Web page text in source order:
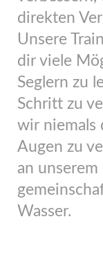
direkten
Unsere
dir viele
Seglern zu
Schritt zu
wir niemals
Augen zu
an
Wasser.